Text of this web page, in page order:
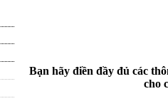
Bạn hãy điền đầy đủ các
cho